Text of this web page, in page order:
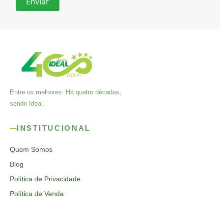
Entre os melhores. Há quatro décadas,
sendo Ideal.
INSTITUCIONAL
Quem Somos
Blog
Política de Privacidade
Política de Venda